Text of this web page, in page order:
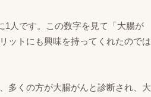
1人です。この数字を見て「大腸が
ットにも興味を持ってくれたのでは
多くの方が大腸がんと診断され、大